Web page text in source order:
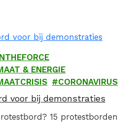
& ENERGIE
CORONAVIRUS
voor bij demonstraties
15 protestborden